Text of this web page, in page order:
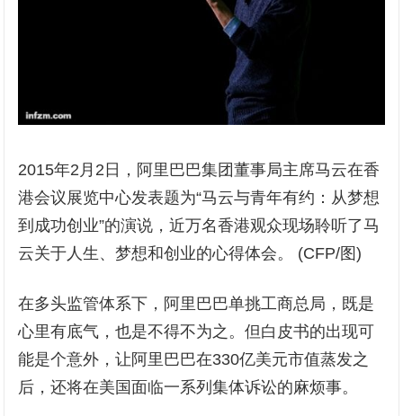
2015年2月2日，阿里巴巴集团董事局主席马云在香
港会议展览中心发表题为“马云与青年有约：从梦想
到成功创业”的演说，近万名香港观众现场聆听了马
云关于人生、梦想和创业的心得体会。 (CFP/图)
在多头监管体系下，阿里巴巴单挑工商总局，既是
心里有底气，也是不得不为之。但白皮书的出现可
能是个意外，让阿里巴巴在330亿美元市值蒸发之
后，还将在美国面临一系列集体诉讼的麻烦事。